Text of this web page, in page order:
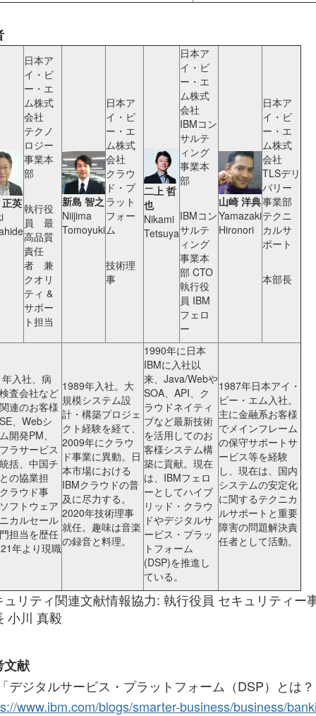
英
日本ア
イ・ビ
ー・エ
ム株式
会社
テクノ
ロジー
事業本
部
執行役
員 最
高品質
責任
者 兼
クオリ
ティ &
サポー
ト担当
新島 智之
Niijima
Tomoyuki
日本ア
イ・ビ
ー・エ
ム株式
会社
クラウ
ド・プ
ラット
フォー
ム
技術理
事
二上 哲
也
Nikami
Tetsuya
日本ア
イ・ビ
ー・エ
ム株式
会社
IBMコン
サルテ
ィング
事業本
部
IBMコン
サルテ
ィング
事業本
部 CTO
執行役
員 IBM
フェロ
ー
山崎 洋典
Yamazaki
Hironori
日本ア
イ・ビ
ー・エ
ム株式
会社
TLSデリ
バリー
事業部
テクニ
カルサ
ポート
本部長
入社、病
査会社など
連のお客様
、Webシ
開発PM、
ラサービス
括、中国チ
の協業担
ラウド事
フトウェア
カルセール
担当を歴任
年より現職
1989年入社。大
規模システム設
計・構築プロジェ
クト経験を経て、
2009年にクラウ
ド事業に異動。日
本市場における
IBMクラウドの普
及に尽力する。
2020年技術理事
就任。趣味は音楽
の録音と料理。
1990年に日本
IBMに入社以
来、Java/Webや
SOA、API、ク
ラウドネイティ
ブなど最新技術
を活用してのお
客様システム構
築に貢献。現在
は、IBMフェロ
ーとしてハイブ
リッド・クラウ
ドやデジタルサ
ービス・プラッ
トフォーム
(DSP)を推進し
ている。
1987年日本アイ・
ビー・エム入社。
主に金融系お客様
でメインフレーム
の保守サポートサ
ービス等を経験
し、現在は、国内
システムの安定化
に関するテクニカ
ルサポートと重要
障害の問題解決責
任者として活動。
ュリティ関連文献情報協力: 執行役員 セキュリティー
小川 真毅
文献
デジタルサービス・プラットフォーム（DSP）とは
www.ibm.com/blogs/smarter-business/business/